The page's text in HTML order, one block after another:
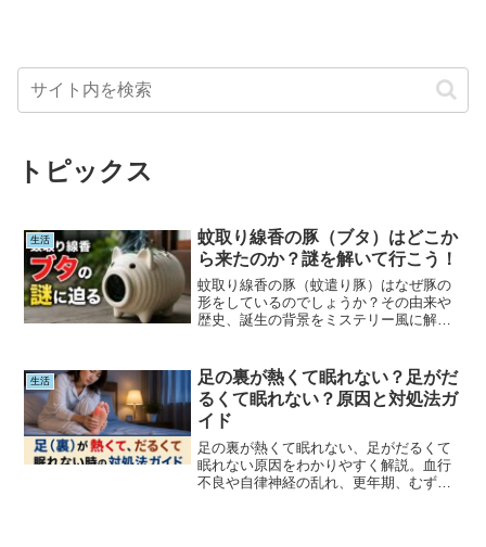
トピックス
生活
蚊取り線香の豚（ブタ）はどこか
ら来たのか？謎を解いて行こう！
蚊取り線香の豚（蚊遣り豚）はなぜ豚の
形をしているのでしょうか？その由来や
歴史、誕生の背景をミステリー風に解
に迫ります。
生活
足の裏が熱くて眠れない？足がだ
るくて眠れない？原因と対処法ガ
イド
足の裏が熱くて眠れない、足がだるくて
眠れない原因をわかりやすく解説。血行
不良や自律神経の乱れ、更年期、むずむ